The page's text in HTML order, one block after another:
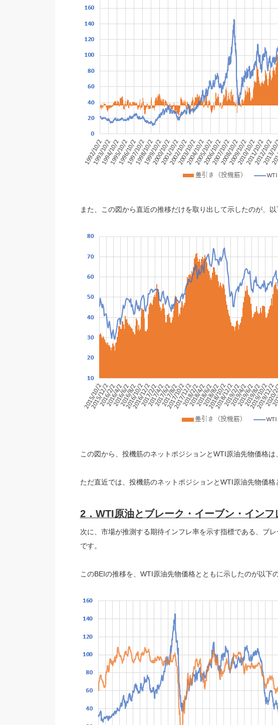
また、この図から直近の推移だけを取り出して示したのが、以
この図から、投機筋のネットポジションとWTI原油先物価格は
ただ直近では、投機筋のネットポジションとWTI原油先物価格
2．WTI原油とブレーク・イーブン・インフ
次に、市場が推測する期待インフレ率を示す指標である、ブ
です。
このBEIの推移を、WTI原油先物価格とともに示したのが以下